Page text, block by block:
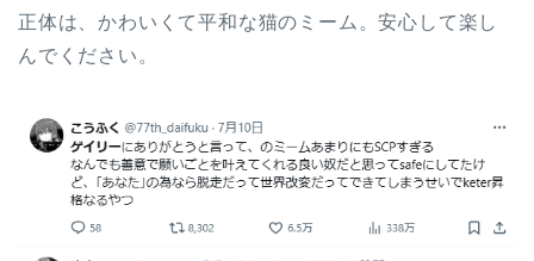
正体は、かわいくて平和な猫のミーム。安心して楽し
んでください。